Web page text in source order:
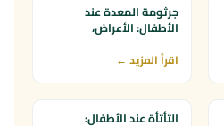
جرثومة المعدة عند
الأطفال: الأعراض،
فعال
اقرأ المزيد ←
التأتأة عند الأطفال: